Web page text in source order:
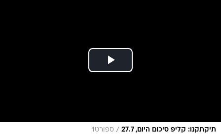
תיקתקנו: קליפ סיכום היום, 27.7 / ספורט1